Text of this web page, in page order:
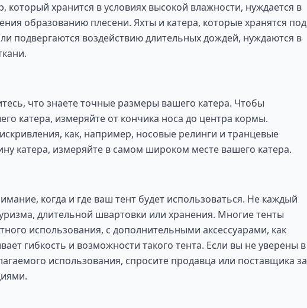
который хранится в условиях высокой влажности, нуждается в
образованию плесени. Яхты и катера, которые хранятся под
подвергаются воздействию длительных дождей, нуждаются в
что знаете точные размеры вашего катера. Чтобы
катера, измеряйте от кончика носа до центра кормы.
как, например, носовые релинги и транцевые
катера, измеряйте в самом широком месте вашего катера.
когда и где ваш тент будет использоваться. Не каждый
длительной швартовки или хранения. Многие тенты
использования, с дополнительными аксессуарами, как
гибкость и возможности такого тента. Если вы не уверены в
использования, спросите продавца или поставщика за